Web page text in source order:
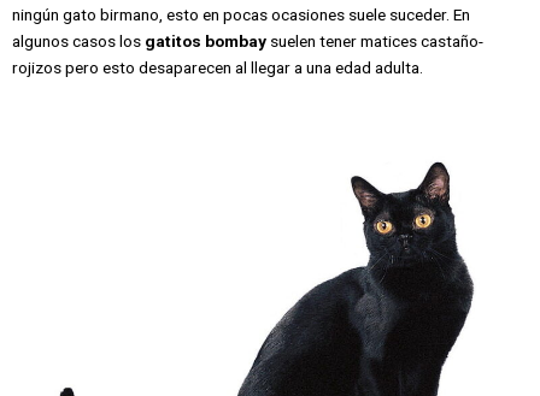
ningún gato birmano, esto en pocas ocasiones suele suceder. En
algunos casos los gatitos bombay suelen tener matices castaño-
rojizos pero esto desaparecen al llegar a una edad adulta.